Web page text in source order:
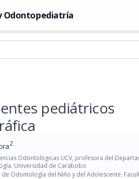
Odontopediatría
pediátricos
2
Odontológicas UCV, profesora del
Universidad de Carabobo
Odontología del Niño y del Adolescente.